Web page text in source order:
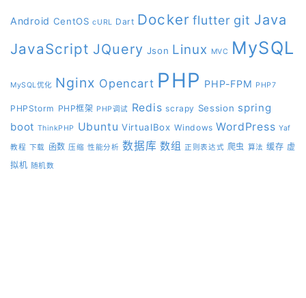
Android CentOS cURL Dart Docker flutter git Java
JavaScript JQuery Json Linux MVC MySQL
MySQL优化 Nginx Opencart PHP PHP-FPM PHP7
PHPStorm PHP框架 PHP调试 Redis scrapy Session spring
boot ThinkPHP Ubuntu VirtualBox Windows WordPress Yaf
教程 下载 函数 压缩 性能分析 数据库 数组 正则表达式 爬虫 算法 缓存 虚
拟机 随机数